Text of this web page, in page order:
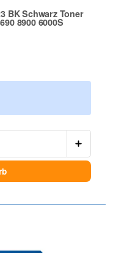
BK Schwarz Toner
8900 6000S